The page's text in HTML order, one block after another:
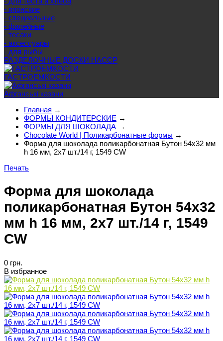
- японские
- специальные
- филейные
- тесаки
- аксессуары
- для рыбы
РАЗДЕЛОЧНЫЕ ДОСКИ HACCP
ГАСТРОЕМКОСТИ
Афганські казани
Главная →
ФОРМЫ КОНДИТЕРСКИЕ →
ФОРМЫ ДЛЯ ШОКОЛАДА →
Chocolate World | Поликарбонатные формы →
Форма для шоколада поликарбонатная Бутон 54х32 мм
h 16 мм, 2х7 шт./14 г, 1549 CW
Печать
Форма для шоколада
поликарбонатная Бутон 54х32
мм h 16 мм, 2х7 шт./14 г, 1549
CW
0 грн.
В избранное